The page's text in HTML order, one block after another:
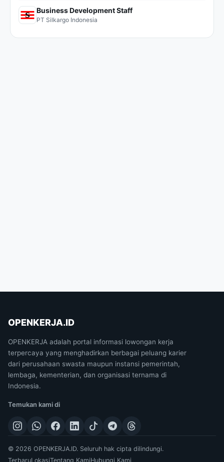
Business Development Staff
PT Silkargo Indonesia
OPENKERJA.ID
OPENKERJA adalah portal informasi lowongan kerja
terpercaya yang menghadirkan berbagai peluang karier
dari perusahaan swasta maupun instansi pemerintah,
lembaga, kementerian, dan organisasi ternama di
Indonesia.
Temukan kami di
© 2026 OPENKERJA.ID. Seluruh hak cipta dilindungi.
TerbaruLokasiTentang KamiHubungi Kami